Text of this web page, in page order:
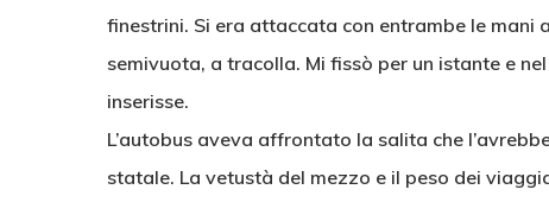
finestrini. Si era attaccata con entrambe le
semivuota, a tracolla. Mi fissò per un istante e
inserisse.
L’autobus aveva affrontato la salita che
statale. La vetustà del mezzo e il peso dei